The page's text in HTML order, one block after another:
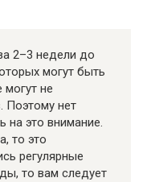
2–3 недели до
могут быть
не
Поэтому нет
на это внимание.
то это
регулярные
то вам следует